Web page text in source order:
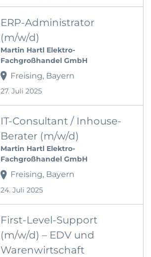
ERP-Administrator
(m/w/d)
Martin Hartl Elektro-
Fachgroßhandel GmbH
Freising, Bayern
27. Juli 2025
IT-Consultant / Inhouse-
Berater (m/w/d)
Martin Hartl Elektro-
Fachgroßhandel GmbH
Freising, Bayern
24. Juli 2025
First-Level-Support
(m/w/d) – EDV und
Warenwirtschaft